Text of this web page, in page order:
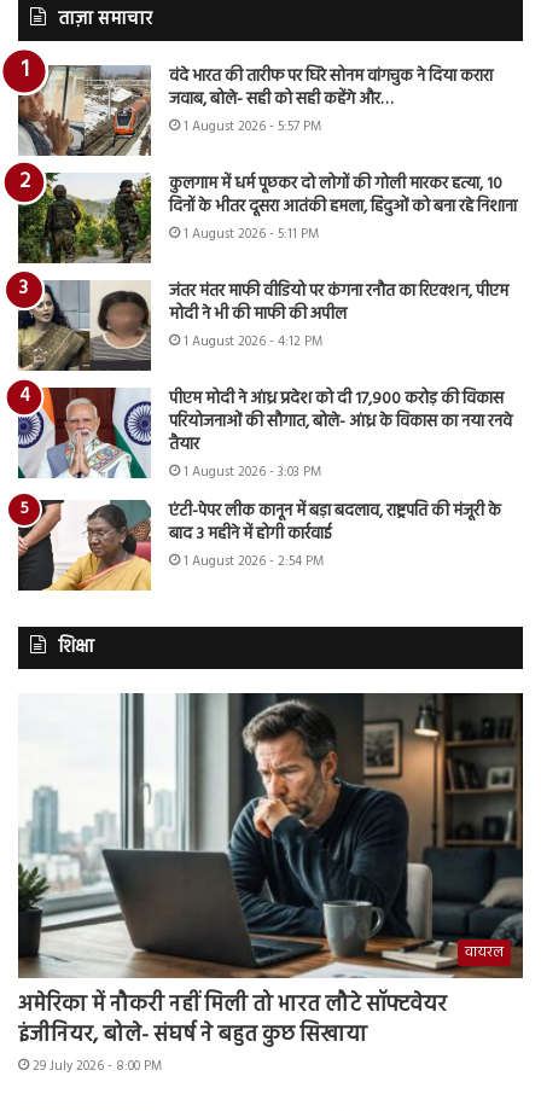
ताज़ा समाचार
वंदे भारत की तारीफ पर घिरे सोनम वांगचुक ने दिया करारा
जवाब, बोले- सही को सही कहेंगे और…
1 August 2026 - 5:57 PM
कुलगाम में धर्म पूछकर दो लोगों की गोली मारकर हत्या, 10
दिनों के भीतर दूसरा आतंकी हमला, हिंदुओं को बना रहे निशाना
1 August 2026 - 5:11 PM
जंतर मंतर माफी वीडियो पर कंगना रनौत का रिएक्शन, पीएम
मोदी ने भी की माफी की अपील
1 August 2026 - 4:12 PM
पीएम मोदी ने आंध्र प्रदेश को दी 17,900 करोड़ की विकास
परियोजनाओं की सौगात, बोले- आंध्र के विकास का नया रनवे
तैयार
1 August 2026 - 3:03 PM
एंटी-पेपर लीक कानून में बड़ा बदलाव, राष्ट्रपति की मंजूरी के
बाद 3 महीने में होगी कार्रवाई
1 August 2026 - 2:54 PM
शिक्षा
वायरल
अमेरिका में नौकरी नहीं मिली तो भारत लौटे सॉफ्टवेयर
इंजीनियर, बोले- संघर्ष ने बहुत कुछ सिखाया
29 July 2026 - 8:00 PM